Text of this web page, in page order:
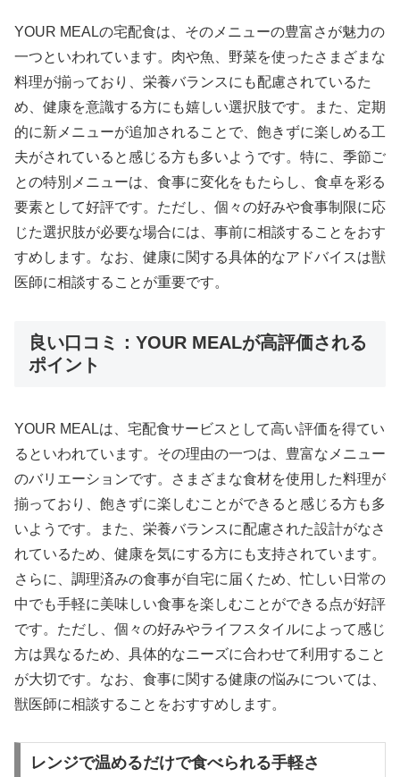
YOUR MEALの宅配食は、そのメニューの豊富さが魅力の
一つといわれています。肉や魚、野菜を使ったさまざまな
料理が揃っており、栄養バランスにも配慮されているた
め、健康を意識する方にも嬉しい選択肢です。また、定期
的に新メニューが追加されることで、飽きずに楽しめる工
夫がされていると感じる方も多いようです。特に、季節ご
との特別メニューは、食事に変化をもたらし、食卓を彩る
要素として好評です。ただし、個々の好みや食事制限に応
じた選択肢が必要な場合には、事前に相談することをおす
すめします。なお、健康に関する具体的なアドバイスは獣
医師に相談することが重要です。
良い口コミ：YOUR MEALが高評価される
ポイント
YOUR MEALは、宅配食サービスとして高い評価を得てい
るといわれています。その理由の一つは、豊富なメニュー
のバリエーションです。さまざまな食材を使用した料理が
揃っており、飽きずに楽しむことができると感じる方も多
いようです。また、栄養バランスに配慮された設計がなさ
れているため、健康を気にする方にも支持されています。
さらに、調理済みの食事が自宅に届くため、忙しい日常の
中でも手軽に美味しい食事を楽しむことができる点が好評
です。ただし、個々の好みやライフスタイルによって感じ
方は異なるため、具体的なニーズに合わせて利用すること
が大切です。なお、食事に関する健康の悩みについては、
獣医師に相談することをおすすめします。
レンジで温めるだけで食べられる手軽さ